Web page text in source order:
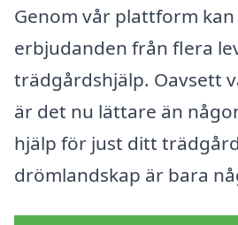
Genom vår plattform
erbjudanden från flera
trädgårdshjälp. Oavsett
är det nu lättare än
hjälp för just ditt
drömlandskap är bara